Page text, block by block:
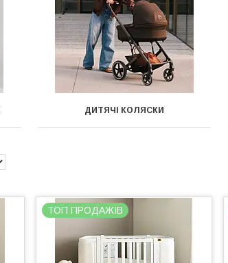
ДИТЯЧІ КОЛЯСКИ
ТОП ПРОДАЖІВ